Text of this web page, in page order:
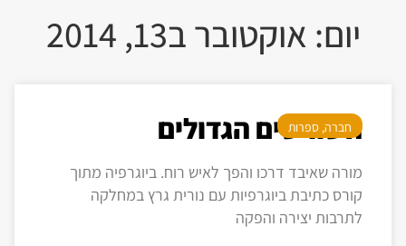
יום: אוקטובר ב13, 2014
חברה, ספרות
השורשים הגדולים
מורה שאיבד דרכו והפך לאיש רוח. ביוגרפיה מתוך
קורס כתיבת ביוגרפיות עם נורית גרץ במחלקה
לתרבות יצירה והפקה